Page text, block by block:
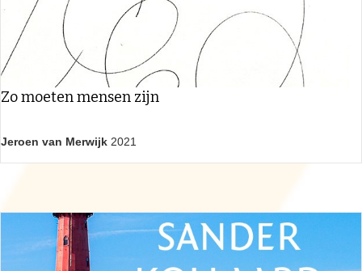
Zo moeten mensen zijn
Jeroen van Merwijk 2021